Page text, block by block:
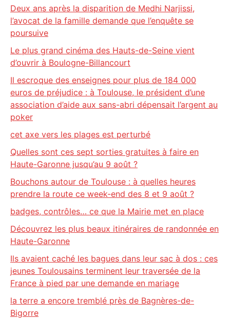
Deux ans après la disparition de Medhi Narjissi,
l’avocat de la famille demande que l’enquête se
poursuive
Le plus grand cinéma des Hauts-de-Seine vient
d’ouvrir à Boulogne-Billancourt
Il escroque des enseignes pour plus de 184 000
euros de préjudice : à Toulouse, le président d’une
association d’aide aux sans-abri dépensait l’argent au
poker
cet axe vers les plages est perturbé
Quelles sont ces sept sorties gratuites à faire en
Haute-Garonne jusqu’au 9 août ?
Bouchons autour de Toulouse : à quelles heures
prendre la route ce week-end des 8 et 9 août ?
badges, contrôles… ce que la Mairie met en place
Découvrez les plus beaux itinéraires de randonnée en
Haute-Garonne
Ils avaient caché les bagues dans leur sac à dos : ces
jeunes Toulousains terminent leur traversée de la
France à pied par une demande en mariage
la terre a encore tremblé près de Bagnères-de-
Bigorre